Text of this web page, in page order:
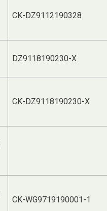
CK-DZ9112190328
DZ9118190230-X
CK-DZ9118190230-X
CK-WG9719190001-1